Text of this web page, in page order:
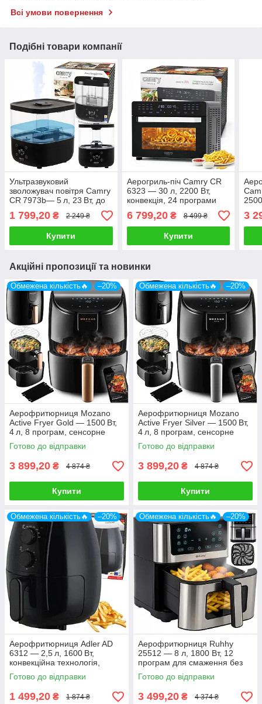
Всі умови повернення
Подібні товари компанії
Ультразвуковий
зволожувач повітря Camry
CR 7973b— 5 л, 23 Вт, до
260 мл/год, LED‑дисплей,
таймер
1 799,20 ₴ 2 249 ₴
Купити
Аерогриль-піч Camry CR
6323 — 30 л, 2200 Вт,
конвекція, 24 програми
6 799,20₴ 8 499 ₴
Купити
3
Акційні пропозиції та новинки
Обмежена кількість🔥 –20%
Аерофритюрниця Mozano
Active Fryer Gold — 1500 Вт,
4 л, 8 програм, сенсорне
керування, золотистий колір
Готово до відправки
3 899,20 ₴ 4 874 ₴
Купити
Обмежена кількість🔥 –20%
Аерофритюрниця Mozano
Active Fryer Silver — 1500 Вт,
4 л, 8 програм, сенсорне
керування, антипригарне
покриття
Готово до відправки
3 899,20 ₴ 4 874 ₴
Купити
Обмежена кількість🔥 –20%
Аерофритюрниця Adler AD
6312 — 2,5 л, 1600 Вт,
конвекційна технологія,
таймер, антипригарне
покриття
Готово до відправки
1 499,20 ₴ 1 874 ₴
Обмежена кількість🔥 –20%
Аерофритюрниця Ruhhy
25512 — 8 л, 1800 Вт, 12
програм для смаження без
олії
Готово до відправки
3 499,20 ₴ 4 374 ₴